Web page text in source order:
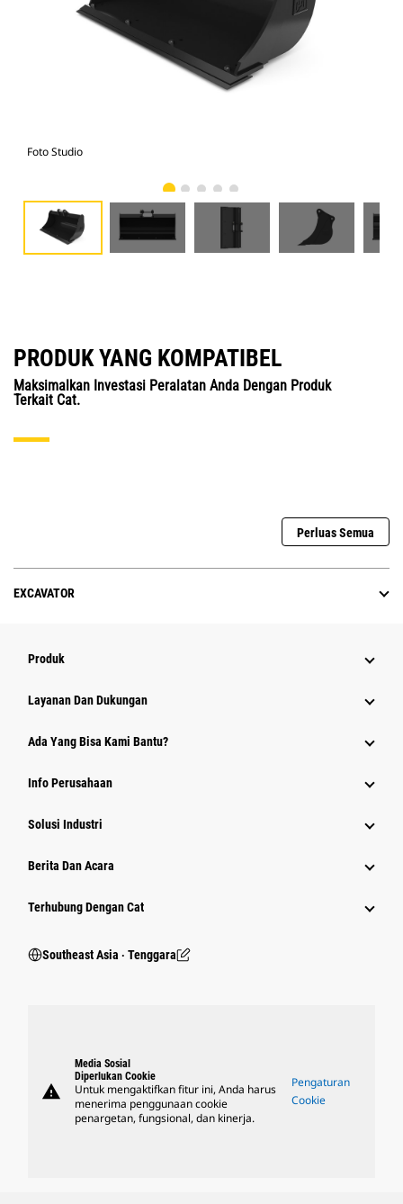
Foto Studio
PRODUK YANG KOMPATIBEL
Maksimalkan Investasi Peralatan Anda Dengan Produk
Terkait Cat.
Perluas Semua
EXCAVATOR
Produk
Layanan Dan Dukungan
Ada Yang Bisa Kami Bantu?
Info Perusahaan
Solusi Industri
Berita Dan Acara
Terhubung Dengan Cat
Southeast Asia ‧ Tenggara
warning
Media Sosial
Diperlukan Cookie
Untuk mengaktifkan fitur ini, Anda harus
menerima penggunaan cookie
penargetan, fungsional, dan kinerja.
Pengaturan
Cookie